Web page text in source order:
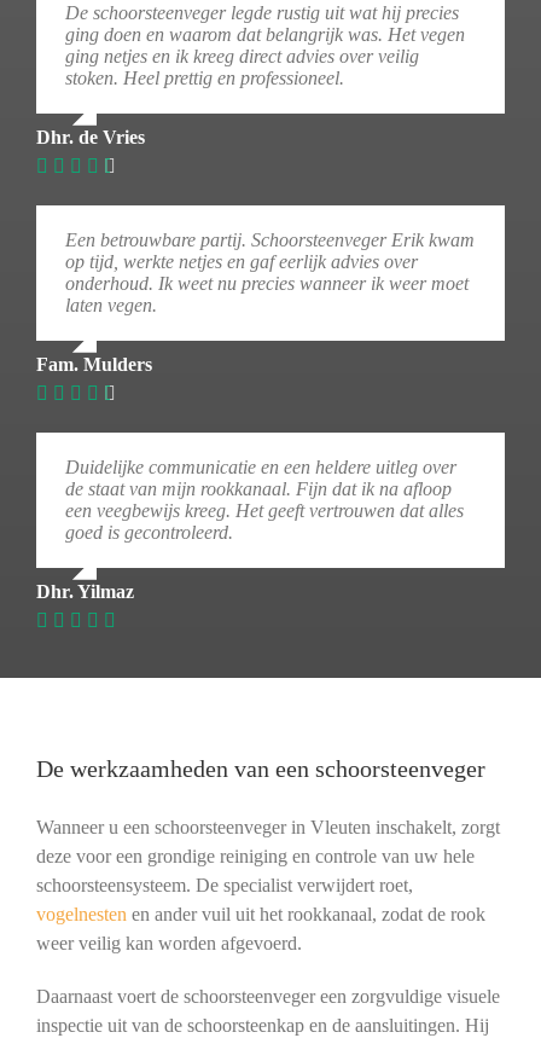
De schoorsteenveger legde rustig uit wat hij precies
ging doen en waarom dat belangrijk was. Het vegen
ging netjes en ik kreeg direct advies over veilig
stoken. Heel prettig en professioneel.
Dhr. de Vries
Een betrouwbare partij. Schoorsteenveger Erik kwam
op tijd, werkte netjes en gaf eerlijk advies over
onderhoud. Ik weet nu precies wanneer ik weer moet
laten vegen.
Fam. Mulders
Duidelijke communicatie en een heldere uitleg over
de staat van mijn rookkanaal. Fijn dat ik na afloop
een veegbewijs kreeg. Het geeft vertrouwen dat alles
goed is gecontroleerd.
Dhr. Yilmaz
De werkzaamheden van een schoorsteenveger
Wanneer u een schoorsteenveger in Vleuten inschakelt, zorgt
deze voor een grondige reiniging en controle van uw hele
schoorsteensysteem. De specialist verwijdert roet,
vogelnesten en ander vuil uit het rookkanaal, zodat de rook
weer veilig kan worden afgevoerd.
Daarnaast voert de schoorsteenveger een zorgvuldige visuele
inspectie uit van de schoorsteenkap en de aansluitingen. Hij